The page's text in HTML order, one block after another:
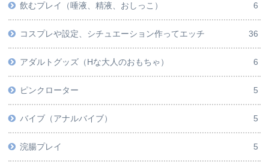
飲むプレイ（唾液、精液、おしっこ） 6
コスプレや設定、シチュエーション作ってエッチ 36
アダルトグッズ（Hな大人のおもちゃ） 6
ピンクローター 5
バイブ（アナルバイブ） 5
浣腸プレイ 5